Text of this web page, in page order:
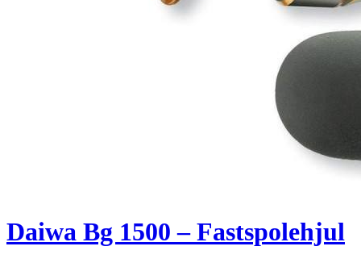
Daiwa Bg 1500 – Fastspolehjul